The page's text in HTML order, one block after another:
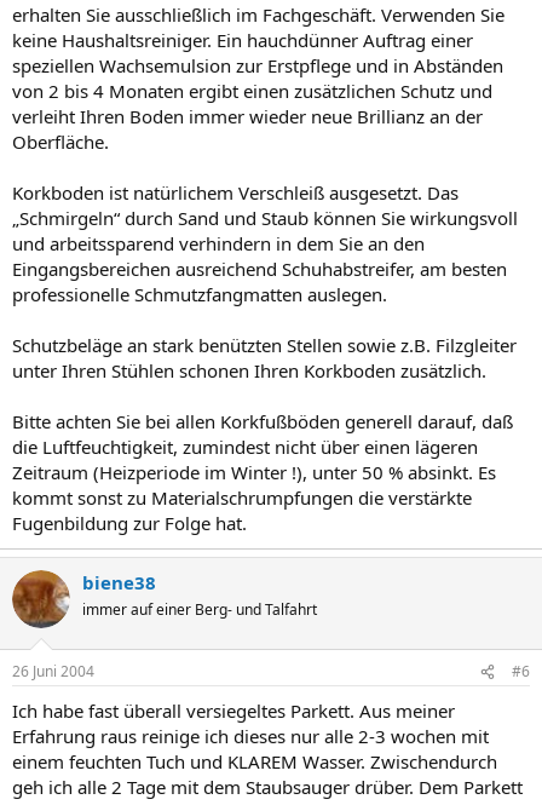
erhalten Sie ausschließlich im Fachgeschäft. Verwenden Sie
keine Haushaltsreiniger. Ein hauchdünner Auftrag einer
speziellen Wachsemulsion zur Erstpflege und in Abständen
von 2 bis 4 Monaten ergibt einen zusätzlichen Schutz und
verleiht Ihren Boden immer wieder neue Brillianz an der
Oberfläche.
Korkboden ist natürlichem Verschleiß ausgesetzt. Das
„Schmirgeln“ durch Sand und Staub können Sie wirkungsvoll
und arbeitssparend verhindern in dem Sie an den
Eingangsbereichen ausreichend Schuhabstreifer, am besten
professionelle Schmutzfangmatten auslegen.
Schutzbeläge an stark benützten Stellen sowie z.B. Filzgleiter
unter Ihren Stühlen schonen Ihren Korkboden zusätzlich.
Bitte achten Sie bei allen Korkfußböden generell darauf, daß
die Luftfeuchtigkeit, zumindest nicht über einen lägeren
Zeitraum (Heizperiode im Winter !), unter 50 % absinkt. Es
kommt sonst zu Materialschrumpfungen die verstärkte
Fugenbildung zur Folge hat.
biene38
immer auf einer Berg- und Talfahrt
26 Juni 2004 #6
Ich habe fast überall versiegeltes Parkett. Aus meiner
Erfahrung raus reinige ich dieses nur alle 2-3 wochen mit
einem feuchten Tuch und KLAREM Wasser. Zwischendurch
geh ich alle 2 Tage mit dem Staubsauger drüber. Dem Parkett